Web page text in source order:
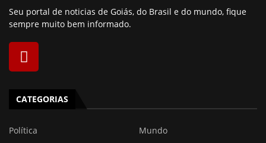
Seu portal de noticias de Goiás, do Brasil e do mundo, fique
sempre muito bem informado.
CATEGORIAS
Política
Mundo